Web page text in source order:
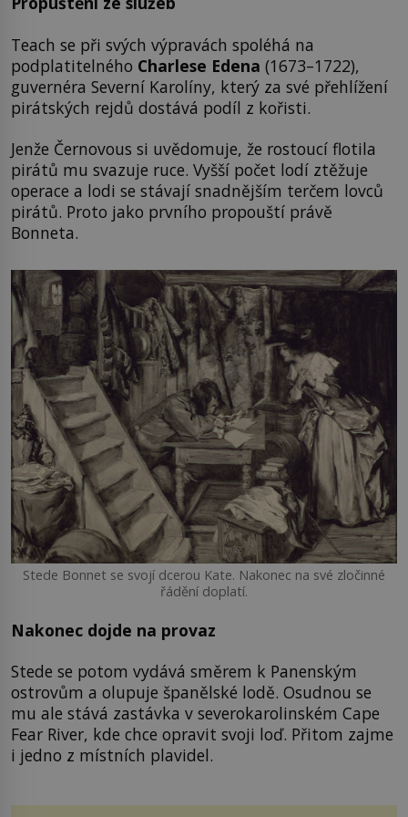
Teach se při svých výpravách spoléhá na
podplatitelného Charlese Edena (1673–1722),
guvernéra Severní Karolíny, který za své přehlížení
pirátských rejdů dostává podíl z kořisti.
Jenže Černovous si uvědomuje, že rostoucí flotila
pirátů mu svazuje ruce. Vyšší počet lodí ztěžuje
operace a lodi se stávají snadnějším terčem lovců
pirátů. Proto jako prvního propouští právě
Bonneta.
Stede Bonnet se svojí dcerou Kate. Nakonec na své zločinné
řádění doplatí.
Nakonec dojde na provaz
Stede se potom vydává směrem k Panenským
ostrovům a olupuje španělské lodě. Osudnou se
mu ale stává zastávka v severokarolinském Cape
Fear River, kde chce opravit svoji loď. Přitom zajme
i jedno z místních plavidel.